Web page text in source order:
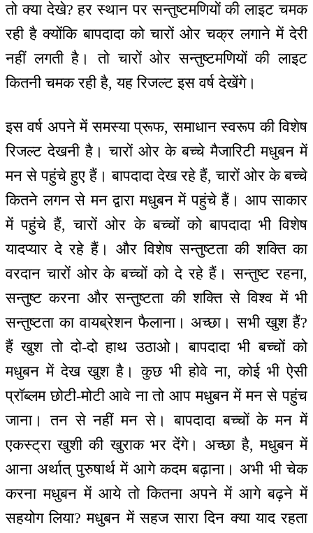
तो क्या देखे? हर स्थान पर सन्तुष्टमणियों की लाइट चमक
रही है क्योंकि बापदादा को चारों ओर चक्र लगाने में देरी
नहीं लगती है। तो चारों ओर सन्तुष्टमणियों की लाइट
कितनी चमक रही है, यह रिजल्ट इस वर्ष देखेंगे।
इस वर्ष अपने में समस्या प्रूफ, समाधान स्वरूप की विशेष
रिजल्ट देखनी है। चारों ओर के बच्चे मैजारिटी मधुबन में
मन से पहुंचे हुए हैं। बापदादा देख रहे हैं, चारों ओर के बच्चे
कितने लगन से मन द्वारा मधुबन में पहुंचे हैं। आप साकार
में पहुंचे हैं, चारों ओर के बच्चों को बापदादा भी विशेष
यादप्यार दे रहे हैं। और विशेष सन्तुष्टता की शक्ति का
वरदान चारों ओर के बच्चों को दे रहे हैं। सन्तुष्ट रहना,
सन्तुष्ट करना और सन्तुष्टता की शक्ति से विश्व में भी
सन्तुष्टता का वायब्रेशन फैलाना। अच्छा। सभी खुश हैं?
हैं खुश तो दो-दो हाथ उठाओ। बापदादा भी बच्चों को
मधुबन में देख खुश है। कुछ भी होवे ना, कोई भी ऐसी
प्रॉब्लम छोटी-मोटी आवे ना तो आप मधुबन में मन से पहुंच
जाना। तन से नहीं मन से। बापदादा बच्चों के मन में
एकस्ट्रा खुशी की खुराक भर देंगे। अच्छा है, मधुबन में
आना अर्थात् पुरुषार्थ में आगे कदम बढ़ाना। अभी भी चेक
करना मधुबन में आये तो कितना अपने में आगे बढ़ने में
सहयोग लिया? मधुबन में सहज सारा दिन क्या याद रहता